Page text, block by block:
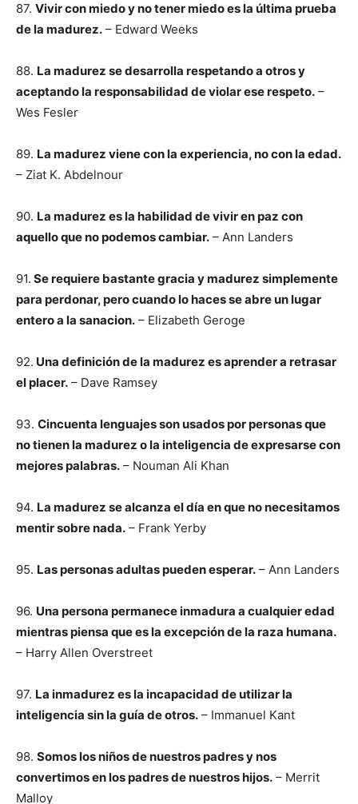
87. Vivir con miedo y no tener miedo es la última prueba
de la madurez. – Edward Weeks
88. La madurez se desarrolla respetando a otros y
aceptando la responsabilidad de violar ese respeto. –
Wes Fesler
89. La madurez viene con la experiencia, no con la edad.
– Ziat K. Abdelnour
90. La madurez es la habilidad de vivir en paz con
aquello que no podemos cambiar. – Ann Landers
91. Se requiere bastante gracia y madurez simplemente
para perdonar, pero cuando lo haces se abre un lugar
entero a la sanacion. – Elizabeth Geroge
92. Una definición de la madurez es aprender a retrasar
el placer. – Dave Ramsey
93. Cincuenta lenguajes son usados por personas que
no tienen la madurez o la inteligencia de expresarse con
mejores palabras. – Nouman Ali Khan
94. La madurez se alcanza el día en que no necesitamos
mentir sobre nada. – Frank Yerby
95. Las personas adultas pueden esperar. – Ann Landers
96. Una persona permanece inmadura a cualquier edad
mientras piensa que es la excepción de la raza humana.
– Harry Allen Overstreet
97. La inmadurez es la incapacidad de utilizar la
inteligencia sin la guía de otros. – Immanuel Kant
98. Somos los niños de nuestros padres y nos
convertimos en los padres de nuestros hijos. – Merrit
Malloy